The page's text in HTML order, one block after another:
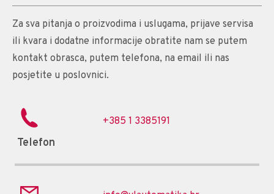
Za sva pitanja o proizvodima i uslugama, prijave servisa
ili kvara i dodatne informacije obratite nam se putem
kontakt obrasca, putem telefona, na email ili nas
posjetite u poslovnici.
Telefon
+385 1 3385191